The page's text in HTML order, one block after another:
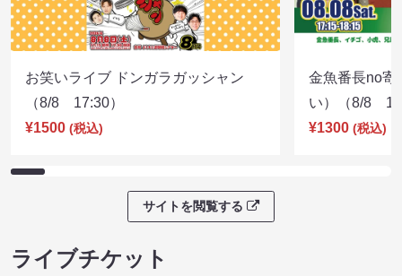
お笑いライブ ドンガラガッシャン
（8/8 17:30）
¥1500 (税込)
金魚番長no寄
い）（8/8
¥1300 (税込)
サイトを閲覧する
ライブチケット